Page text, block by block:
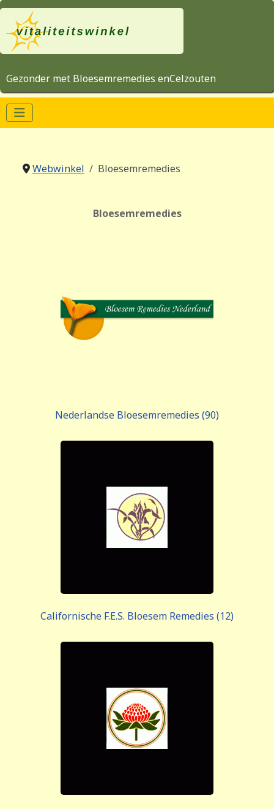
Gezonder met Bloesemremedies enCelzouten
Webwinkel Bloesemremedies
Bloesemremedies
Nederlandse Bloesemremedies (90)
Californische F.E.S. Bloesem Remedies (12)